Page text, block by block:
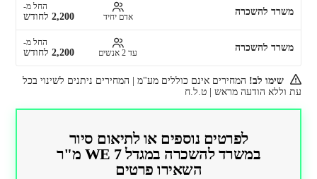
משרד להשכרה אדם יחיד
החל מ-
2,200 לחודש
משרד להשכרה עד 2 אנשים
החל מ-
2,200 לחודש
שימו לב! המחירים אינם כוללים מע"מ | המחירים ניתנים לשינוי בכל
עת וללא הודעה מראש | ט.ל.ח
לפרטים נוספים או לתיאום סיור
במשרד להשכרה במגדל WE 7 מ"ר
השאירו פרטים